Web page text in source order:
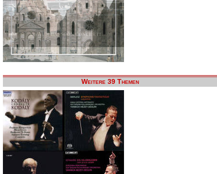
Weitere 39 Themen